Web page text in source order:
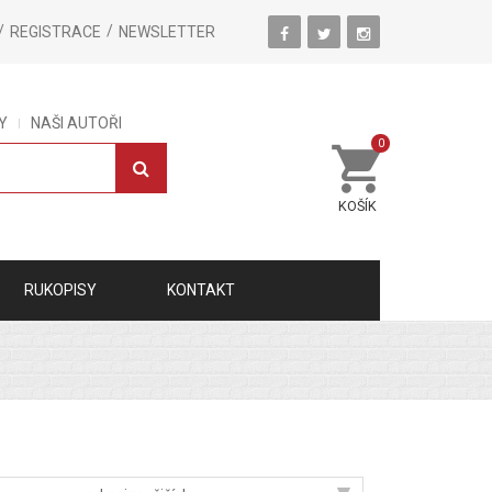
REGISTRACE NEWSLETTER
NAŠI AUTOŘI
KOŠÍK
0
RUKOPISY KONTAKT